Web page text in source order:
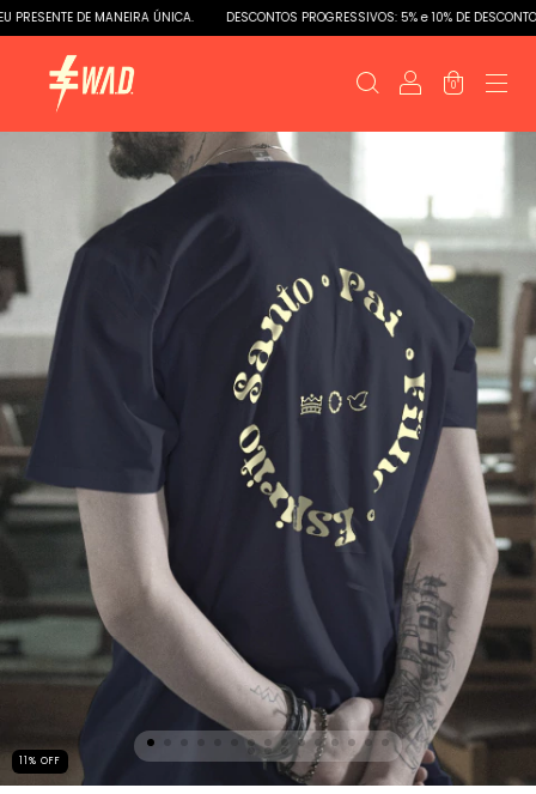
DE MANEIRA ÚNICA. DESCONTOS PROGRESSIVOS: 5% e 10% DE DESCONTOS
0
11% OFF